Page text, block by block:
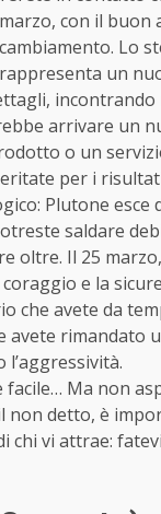
con il
Lo
un
arrivare un
o un
per i
Plutone
saldare
oltre. Il 25
e la
che avete da
avete rimandato
facile… Ma non
non detto, è
chi vi attrae: